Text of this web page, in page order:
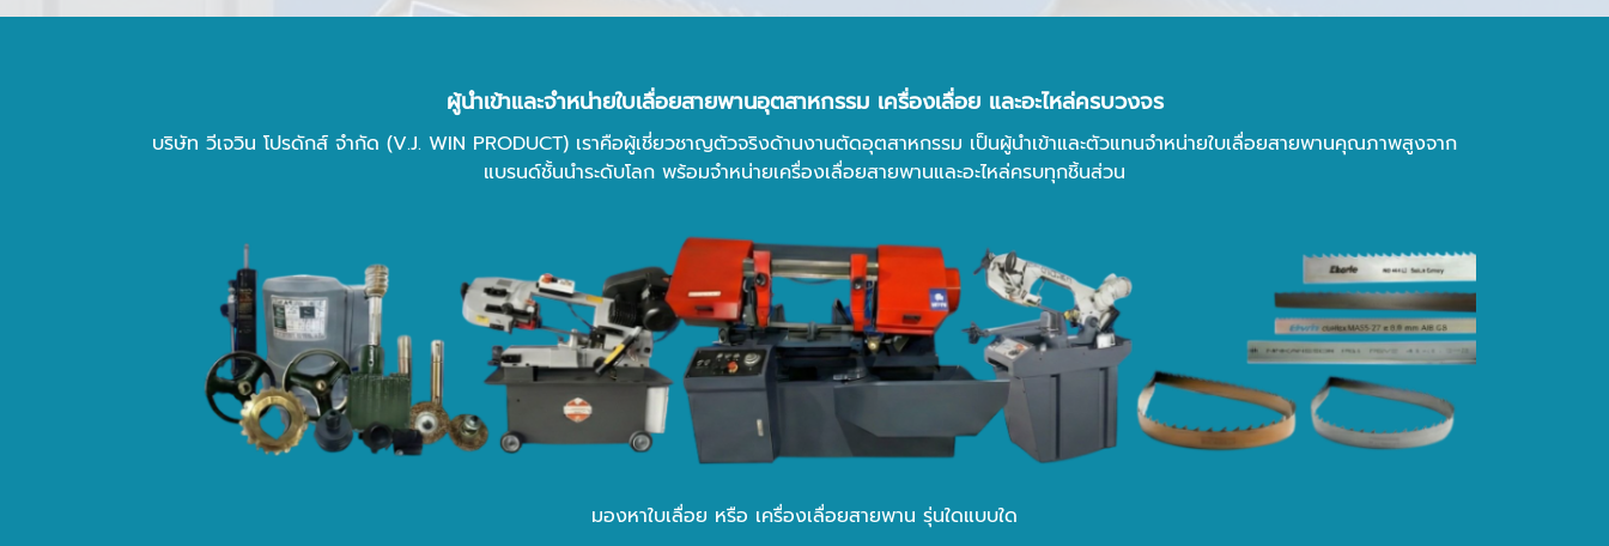
ผู้นำเข้าและจำหน่ายใบเลื่อยสายพานอุตสาหกรรม เครื่องเลื่อย และอะไหล่ครบวงจร
บริษัท วีเจวิน โปรดักส์ จำกัด (V.J. WIN PRODUCT) เราคือผู้เชี่ยวชาญตัวจริงด้านงานตัดอุตสาหกรรม เป็นผู้นำเข้าและตัวแทนจำหน่ายใบเลื่อยสายพานคุณภาพสูงจาก
แบรนด์ชั้นนำระดับโลก พร้อมจำหน่ายเครื่องเลื่อยสายพานและอะไหล่ครบทุกชิ้นส่วน
มองหาใบเลื่อย หรือ เครื่องเลื่อยสายพาน รุ่นใดแบบใด